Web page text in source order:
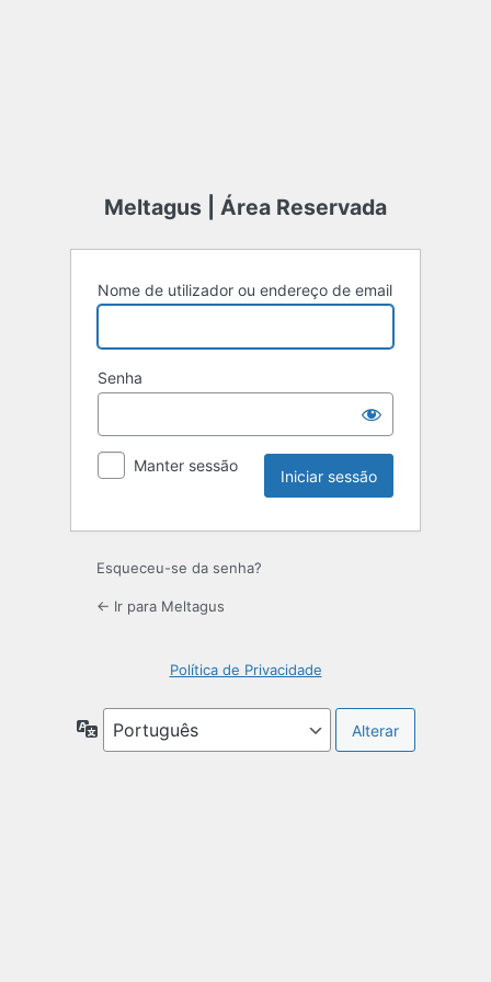
Meltagus | Área Reservada
Nome de utilizador ou endereço de email
Senha
Manter sessão
Esqueceu-se da senha?
← Ir para Meltagus
Política de Privacidade
Idioma